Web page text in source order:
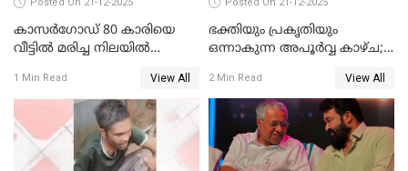
കാസർഗോഡ് 80 കാരിയെ
വീട്ടിൽ മരിച്ച നിലയിൽ
1 Min Read View All
ഭക്തിയും പ്രകൃതിയും
ഒന്നാകുന്ന അപൂര്‍വ്വ കാഴ്ച;
കാഴ്ചാനുഭവമൊരുക്കി
ശബരീ നന്ദനം
2 Min Read View All